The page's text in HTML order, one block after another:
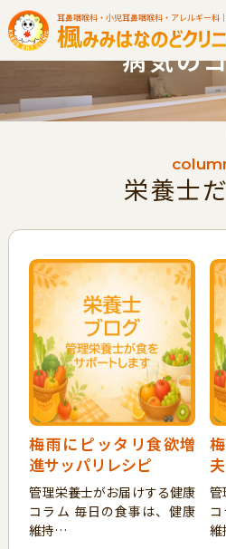
耳鼻咽喉科・小児耳鼻咽喉科・アレルギー科
病気の
栄養士
梅雨にピッタリ食欲増
進サッパリレシピ
管理栄養士がお届けする健康
コラム 毎日の食事は、健康
維持…
夫
管